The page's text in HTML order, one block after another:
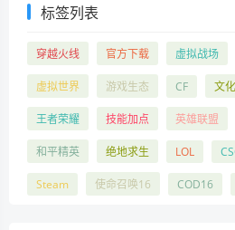
标签列表
穿越火线 官方下载 虚拟战场
虚拟世界 游戏生态 CF 文
王者荣耀 技能加点 英雄联盟
和平精英 绝地求生 LOL
Steam 使命召唤16 COD16